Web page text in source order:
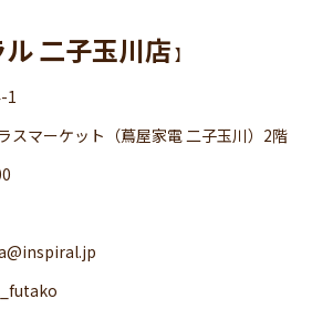
二子玉川店 】
1
スマーケット（蔦屋家電 二子玉川）2階